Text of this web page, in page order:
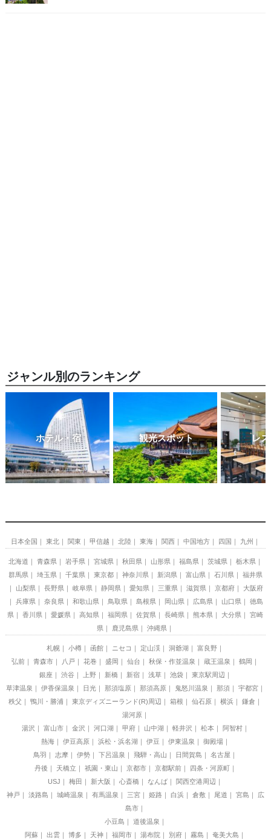
ジャンル別のランキング
ホテル・宿 観光スポット レ
日本全国 東北 関東 甲信越 北陸 東海 関西 中国地方 四国 九州
北海道 青森県 岩手県 宮城県 秋田県 山形県 福島県 茨城県
栃木県
群馬県
埼玉県 千葉県 東京都 神奈川県 新潟県 富山県 石川県
福井県
山梨県
長野県 岐阜県 静岡県 愛知県 三重県 滋賀県 京都府
大阪府
兵庫県
奈良県 和歌山県 鳥取県 島根県 岡山県 広島県 山口県
徳島
県
香川県 愛媛県 高知県 福岡県 佐賀県 長崎県 熊本県 大分県
宮崎
県
鹿児島県 沖縄県
札幌 小樽 函館 ニセコ 定山渓 洞爺湖
富良野
弘前
青森市 八戸 花巻 盛岡 仙台 秋保・作並温泉 蔵王温泉
鶴岡
銀座
渋谷 上野 新橋 新宿 浅草 池袋
東京駅周辺
草津温泉
伊香保温泉 日光 那須塩原 那須高原 鬼怒川温泉 那須
宇都宮
秩父
鴨川・勝浦 東京ディズニーランド(R)周辺 箱根 仙石原 横浜
鎌倉
湯河原
湯沢
富山市 金沢 河口湖 甲府 山中湖 軽井沢 松本
阿智村
熱海
伊豆高原 浜松・浜名湖 伊豆 伊東温泉
御殿場
鳥羽
志摩 伊勢 下呂温泉 飛騨・高山 日間賀島
名古屋
丹後
天橋立 祇園・東山 京都市 京都駅前
四条・河原町
USJ
梅田 新大阪 心斎橋 なんば
関西空港周辺
神戸
淡路島 城崎温泉 有馬温泉 三宮 姫路 白浜 倉敷 尾道 宮島
広
島市
小豆島
道後温泉
阿蘇
出雲 博多 天神 福岡市 湯布院 別府 霧島 奄美大島